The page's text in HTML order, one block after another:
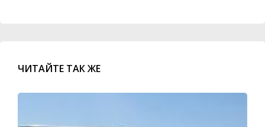
ЧИТАЙТЕ ТАК ЖЕ